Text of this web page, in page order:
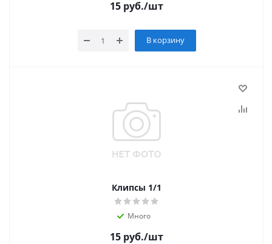
15 руб./шт
В корзину
Клипсы 1/1
Много
15 руб./шт